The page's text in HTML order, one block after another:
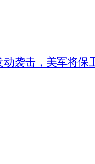
袭击，美军将保